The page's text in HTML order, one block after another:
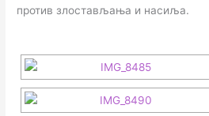
против злостављања и насиља.